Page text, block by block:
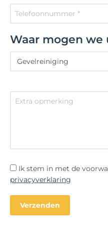
Waar mogen we
Ik stem in met de
privacyverklaring